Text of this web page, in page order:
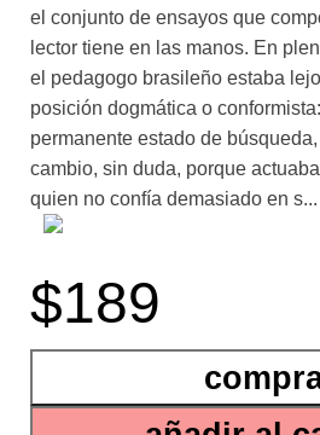
el conjunto de ensayos que
lector tiene en las manos. En
el pedagogo brasileño estaba
posición dogmática o
permanente estado de
cambio, sin duda, porque
quien no confía demasiado en s...
estoy en lo cierto, tanto más corro
dogmatizar mi postura, de
dice con agradecible honestidad
de este volumen. Freire se
$189